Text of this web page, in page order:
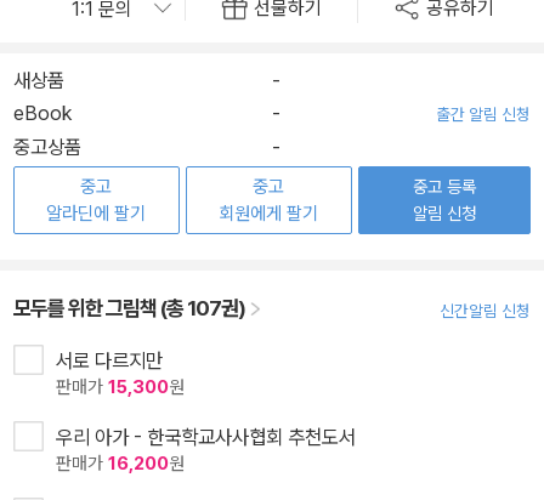
선물하기 공유하기
새상품
-
eBook
- 출간 알림 신청
중고상품 -
중고
알라딘에 팔기
중고
회원에게 팔기
중고 등록
알림 신청
모두를 위한 그림책 (총 107권) 신간알림 신청
서로 다르지만
판매가 15,300원
우리 아가 - 한국학교사사협회 추천도서
판매가 16,200원